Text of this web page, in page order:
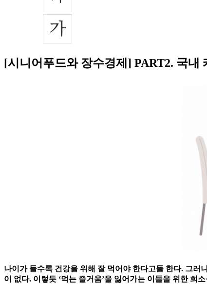
[시니어푸드와 장수경제] PART2. 국내
나이가 들수록 건강을 위해 잘 먹어야 한다고들 한다. 그러
이 없다. 이렇듯 ‘먹는 즐거움’을 잃어가는 이들을 위한 희